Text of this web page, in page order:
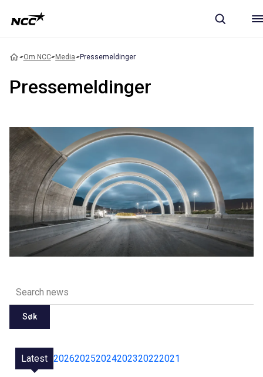
Om NCC Media Pressemeldinger
Pressemeldinger
Søk
Latest 202620252024202320222021